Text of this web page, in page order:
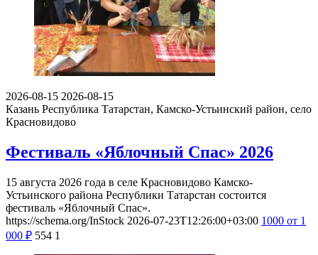
2026-08-15 2026-08-15
Казань Республика Татарстан, Камско-Устьинский район, село
Красновидово
Фестиваль «Яблочный Спас» 2026
15 августа 2026 года в селе Красновидово Камско-
Устьинского района Республики Татарстан состоится
фестиваль «Яблочный Спас».
https://schema.org/InStock 2026-07-23T12:26:00+03:00 1000 от 1
000 ₽ 554 1